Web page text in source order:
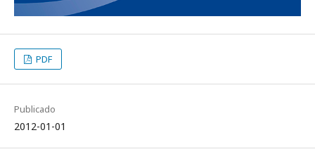
PDF
Publicado
2012-01-01